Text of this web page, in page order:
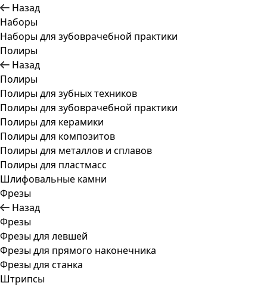
Назад
Наборы
Наборы для зубоврачебной практики
Полиры
Назад
Полиры
Полиры для зубных техников
Полиры для зубоврачебной практики
Полиры для керамики
Полиры для композитов
Полиры для металлов и сплавов
Полиры для пластмасс
Шлифовальные камни
Фрезы
Назад
Фрезы
Фрезы для левшей
Фрезы для прямого наконечника
Фрезы для станка
Штрипсы